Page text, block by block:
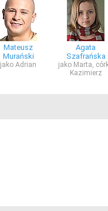
Mateusz
Murański
jako Adrian
Agata
Szafrańska
jako Marta,
Kazimierz